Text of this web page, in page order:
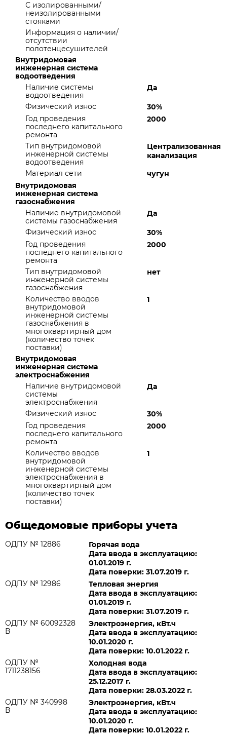
С изолированными/
неизолированными
стояками
Информация о наличии/
отсутствии
полотенцесушителей
Внутридомовая
инженерная система
водоотведения
Наличие системы
водоотведения
Да
Физический износ
30%
Год проведения
последнего капитального
ремонта
2000
Тип внутридомовой
инженерной системы
водоотведения
Централизованная
канализация
Материал сети
чугун
Внутридомовая
инженерная система
газоснабжения
Наличие внутридомовой
системы газоснабжения
Да
Физический износ
30%
Год проведения
последнего капитального
ремонта
2000
Тип внутридомовой
инженерной системы
газоснабжения
нет
Количество вводов
внутридомовой
инженерной системы
газоснабжения в
многоквартирный дом
(количество точек
поставки)
1
Внутридомовая
инженерная система
электроснабжения
Наличие внутридомовой
системы
электроснабжения
Да
Физический износ
30%
Год проведения
последнего капитального
ремонта
2000
Количество вводов
внутридомовой
инженерной системы
электроснабжения в
многоквартирный дом
(количество точек
поставки)
1
Общедомовые приборы учета
ОДПУ № 12886
Горячая вода
Дата ввода в эксплуатацию:
01.01.2019 г.
Дата поверки: 31.07.2019 г.
ОДПУ № 12986
Тепловая энергия
Дата ввода в эксплуатацию:
01.01.2019 г.
Дата поверки: 31.07.2019 г.
ОДПУ № 60092328
В
Электроэнергия, кВт.ч
Дата ввода в эксплуатацию:
10.01.2020 г.
Дата поверки: 10.01.2022 г.
ОДПУ №
1711238156
Холодная вода
Дата ввода в эксплуатацию:
25.12.2017 г.
Дата поверки: 28.03.2022 г.
ОДПУ № 340998
В
Электроэнергия, кВт.ч
Дата ввода в эксплуатацию:
10.01.2020 г.
Дата поверки: 10.01.2022 г.